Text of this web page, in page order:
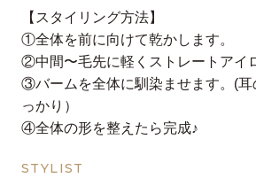
【スタイリング方法】
①全体を前に向けて乾かします。
②中間〜毛先に軽くストレートアイ
③バームを全体に馴染ませます。(耳
っかり）
④全体の形を整えたら完成♪
STYLIST